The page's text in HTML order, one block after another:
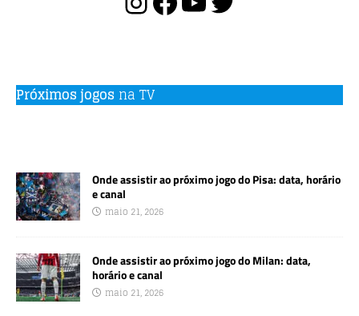
Próximos jogos na TV
Onde assistir ao próximo jogo do Pisa: data, horário
e canal
maio 21, 2026
Onde assistir ao próximo jogo do Milan: data,
horário e canal
maio 21, 2026